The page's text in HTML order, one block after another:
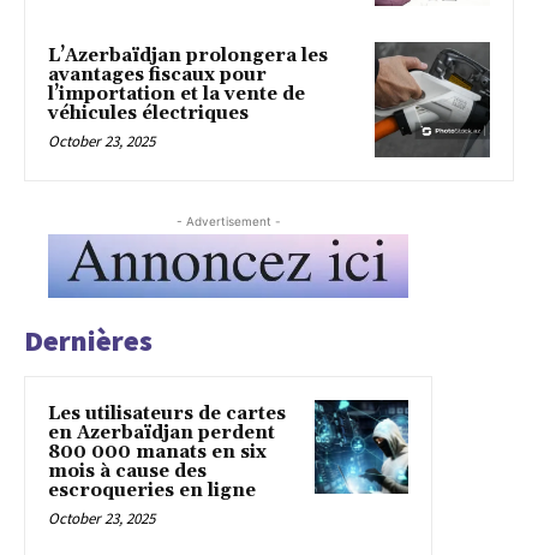
L’Azerbaïdjan prolongera les
avantages fiscaux pour
l’importation et la vente de
véhicules électriques
October 23, 2025
- Advertisement -
Dernières
Les utilisateurs de cartes
en Azerbaïdjan perdent
800 000 manats en six
mois à cause des
escroqueries en ligne
October 23, 2025